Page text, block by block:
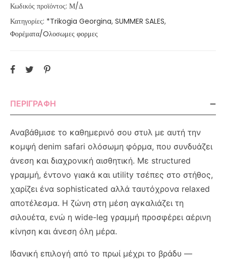
Κωδικός προϊόντος: Μ/Δ
Κατηγορίες: *Trikogia Georgina, SUMMER SALES,
Φορέματα/Oλοσωμες φορμες
ΠΕΡΙΓΡΑΦΉ
Αναβάθμισε το καθημερινό σου στυλ με αυτή την
κομψή denim safari ολόσωμη φόρμα, που συνδυάζει
άνεση και διαχρονική αισθητική. Με structured
γραμμή, έντονο γιακά και utility τσέπες στο στήθος,
χαρίζει ένα sophisticated αλλά ταυτόχρονα relaxed
αποτέλεσμα. Η ζώνη στη μέση αγκαλιάζει τη
σιλουέτα, ενώ η wide-leg γραμμή προσφέρει αέρινη
κίνηση και άνεση όλη μέρα.
Ιδανική επιλογή από το πρωί μέχρι το βράδυ —